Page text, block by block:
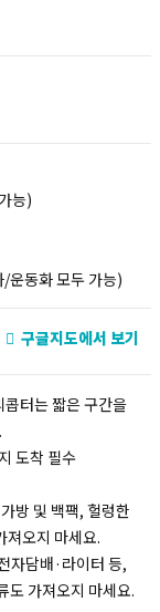
능)
운동화 모두 가능)
구글지도에서 보기
터는 짧은 구간을
도착 필수
방 및 백팩, 헐렁한
져오지 마세요.
자담배·라이터 등,
도 가져오지 마세요.